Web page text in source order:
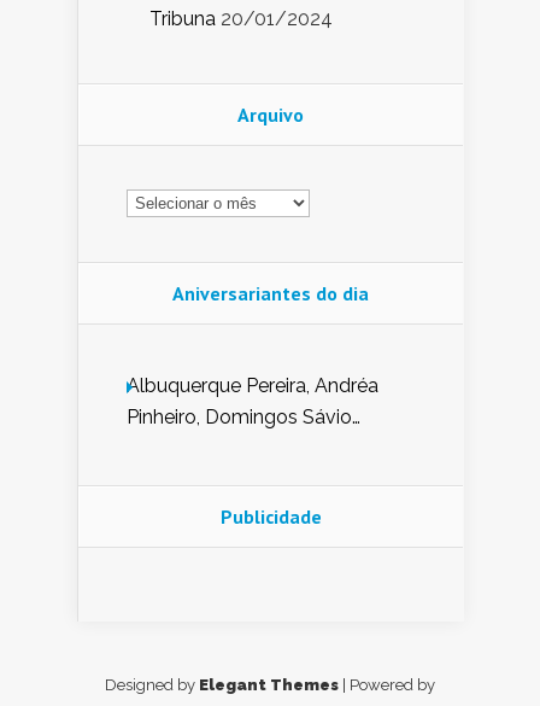
Tribuna 20/01/2024
Arquivo
Arquivo
Aniversariantes do dia
Albuquerque Pereira, Andréa
Pinheiro, Domingos Sávio
Nunes de Sena, Fátima Peixoto,
Glória Pereira, Kátia Mesel,
Publicidade
Designed by Elegant Themes | Powered by